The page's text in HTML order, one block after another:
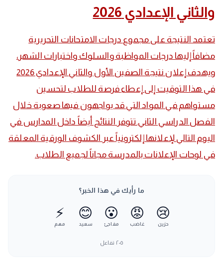
والثاني الإعدادي 2026
​تعتمد النتيجة على مجموع درجات الامتحانات التحريرية
مضافاً إليها درجات المواظبة والسلوك واختبارات الشهر،
ويهدف إعلان نتيجة الصفين الأول والثاني الإعدادي 2026
في هذا التوقيت إلى إعطاء فرصة للطلاب لتحسين
مستواهم في المواد التي قد يواجهون فيها صعوبة خلال
الفصل الدراسي الثاني. ​تتوفر النتائج أيضاً داخل المدارس في
اليوم التالي لإعلانها إلكترونياً عبر الكشوف الورقية المعلقة
في لوحات الإعلانات بالمدرسة مجاناً لجميع الطلاب.
ما رأيك في هذا الخبر؟
😢
حزين
😡
غاضب
😮
مفاجئ
😊
سعيد
⚡
مهم
٢٠٥ تفاعل